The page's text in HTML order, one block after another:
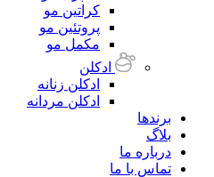
کراتین مو
پروتئین مو
مکمل مو
ادکلن
ادکلن زنانه
ادکلن مردانه
برندها
بلاگ
درباره ما
تماس با ما